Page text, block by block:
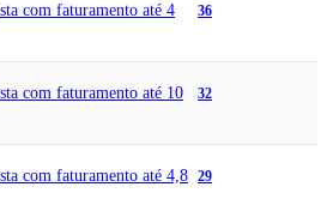
com faturamento até 4
36
com faturamento até 10
32
com faturamento até 4,8
29